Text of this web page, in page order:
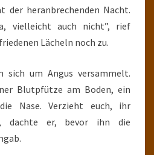
der heranbrechenden Nacht.
vielleicht auch nicht”, rief
Lächeln noch zu.
sich um Angus versammelt.
Blutpfütze am Boden, ein
Nase. Verzieht euch, ihr
dachte er, bevor ihn die